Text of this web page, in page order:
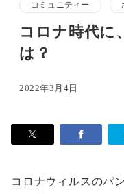
コミュニティー
コロナ時代に
は？
2022年3月4日
コロナウィルスのパ